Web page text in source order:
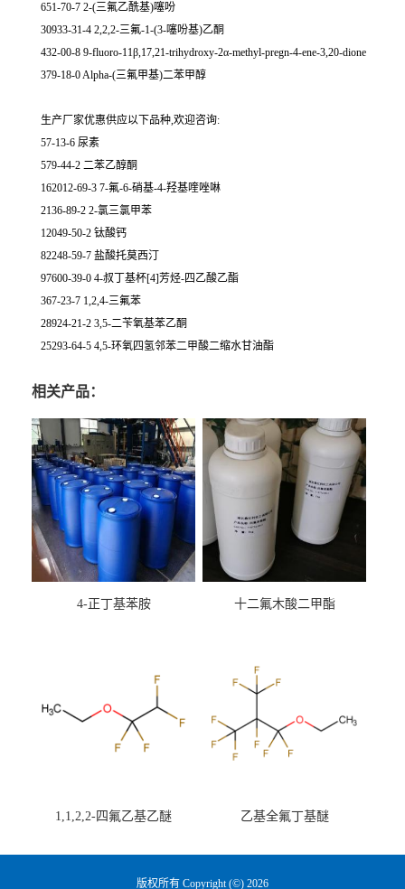
651-70-7 2-(三氟乙酰基)噻吩
30933-31-4 2,2,2-三氟-1-(3-噻吩基)乙酮
432-00-8 9-fluoro-11β,17,21-trihydroxy-2α-methyl-pregn-4-ene-3,20-dione
379-18-0 Alpha-(三氟甲基)二苯甲醇
生产厂家优惠供应以下品种,欢迎咨询:
57-13-6 尿素
579-44-2 二苯乙醇酮
162012-69-3 7-氟-6-硝基-4-羟基喹唑啉
2136-89-2 2-氯三氯甲苯
12049-50-2 钛酸钙
82248-59-7 盐酸托莫西汀
97600-39-0 4-叔丁基杯[4]芳烃-四乙酸乙酯
367-23-7 1,2,4-三氟苯
28924-21-2 3,5-二苄氧基苯乙酮
25293-64-5 4,5-环氧四氢邻苯二甲酸二缩水甘油酯
相关产品：
4-正丁基苯胺 十二氟木酸二甲酯
1,1,2,2-四氟乙基乙醚 乙基全氟丁基醚
版权所有 Copyright (©) 2026